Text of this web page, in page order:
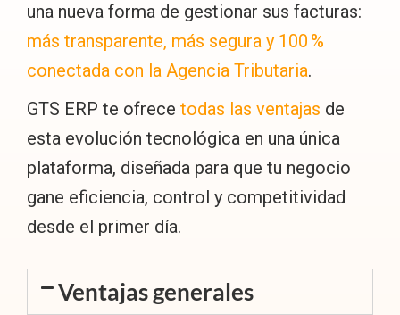
una nueva forma de gestionar sus facturas:
más transparente, más segura y 100 %
conectada con la Agencia Tributaria.
GTS ERP te ofrece todas las ventajas de
esta evolución tecnológica en una única
plataforma, diseñada para que tu negocio
gane eficiencia, control y competitividad
desde el primer día.
Ventajas generales